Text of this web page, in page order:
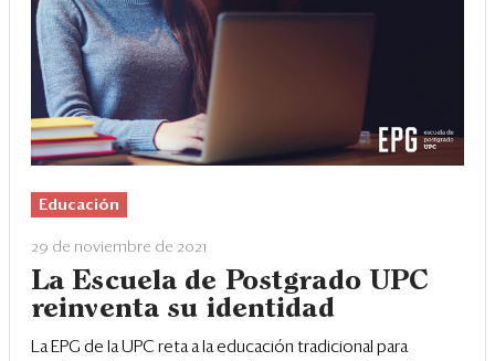
Management
Economía y Finanzas
Legal y Política
Eventos
Blogs
Edición Impresa
Educación
29 de noviembre de 2021
La Escuela de Postgrado UPC
reinventa su identidad
La EPG de la UPC reta a la educación tradicional para